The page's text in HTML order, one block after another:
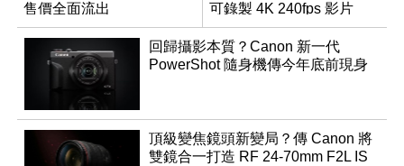
售價全面流出
可錄製 4K 240fps 影片
回歸攝影本質？Canon 新一代
PowerShot 隨身機傳今年底前現身
頂級變焦鏡頭新變局？傳 Canon 將
雙鏡合一打造 RF 24-70mm F2L IS